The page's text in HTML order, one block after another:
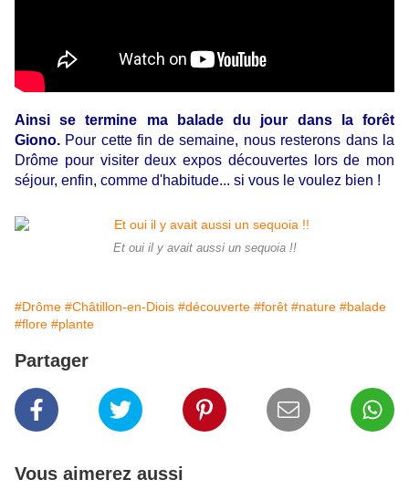
Ainsi se termine ma balade du jour dans la forêt
Giono. Pour cette fin de semaine, nous resterons dans la
Drôme pour visiter deux expos découvertes lors de mon
séjour, enfin, comme d'habitude... si vous le voulez bien !
Et oui il y avait aussi un sequoia !!
#Drôme #Châtillon-en-Diois #découverte #forêt #nature #balade
#flore #plante
Partager
Vous aimerez aussi